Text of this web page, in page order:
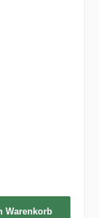
Warenkorb